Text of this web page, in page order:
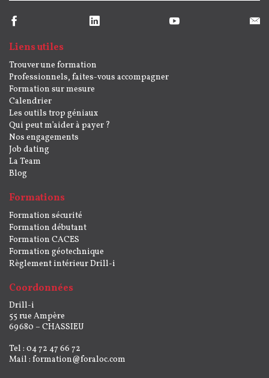
Liens utiles
Trouver une formation
Professionnels, faites-vous accompagner
Formation sur mesure
Calendrier
Les outils trop géniaux
Qui peut m’aider à payer ?
Nos engagements
Job dating
La Team
Blog
Formations
Formation sécurité
Formation débutant
Formation CACES
Formation géotechnique
Règlement intérieur Drill-i
Coordonnées
Drill-i
55 rue Ampère
69680 – CHASSIEU
Tel : 04 72 47 66 72
Mail : formation@foraloc.com